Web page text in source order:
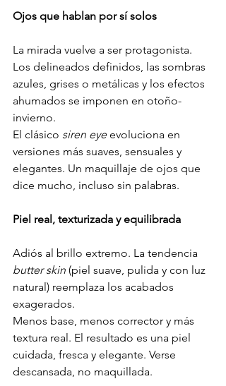
Ojos que hablan por sí solos
La mirada vuelve a ser protagonista.
Los delineados definidos, las sombras
azules, grises o metálicas y los efectos
ahumados se imponen en otoño-
invierno.
El clásico siren eye evoluciona en
versiones más suaves, sensuales y
elegantes. Un maquillaje de ojos que
dice mucho, incluso sin palabras.
Piel real, texturizada y equilibrada
Adiós al brillo extremo. La tendencia
butter skin (piel suave, pulida y con luz
natural) reemplaza los acabados
exagerados.
Menos base, menos corrector y más
textura real. El resultado es una piel
cuidada, fresca y elegante. Verse
descansada, no maquillada.